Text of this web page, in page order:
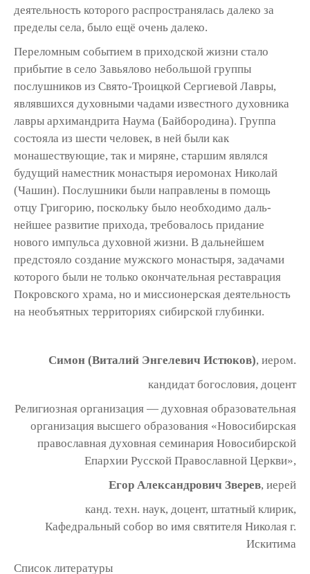
деятельность которого распространялась далеко за
пределы села, было ещё очень далеко.
Переломным событием в приходской жизни стало
прибытие в село Завьялово неболь­шой группы
послушников из Свято-Троицкой Сергиевой Лавры,
являвшихся духовными чадами известного духовника
лавры архиман­дрита Наума (Байбородина). Группа
состояла из шести человек, в ней были как
монашествующие, так и миряне, старшим являлся
будущий намест­ник монастыря иеромонах Николай
(Чашин). Послушники были направлены в помощь
отцу Григорию, поскольку было необходимо даль­
нейшее развитие прихода, требовалось прида­ние
нового импульса духовной жизни. В дальней­шем
предстояло создание мужского монастыря, задачами
которого были не только окончатель­ная реставрация
Покровского храма, но и мис­сионерская деятельность
на необъятных терри­ториях сибирской глубинки.
Симон (Виталий Энгелевич Истюков), иером.
кандидат богословия, доцент
Религиозная организация — духовная образовательная
организация высшего образования «Новосибирская
православная духовная семинария Новосибирской
Епархии Русской Православной Церкви»,
Егор Александрович Зверев, иерей
канд. техн. наук, доцент, штатный клирик,
Кафедральный собор во имя святителя Николая г.
Искитима
Список литературы